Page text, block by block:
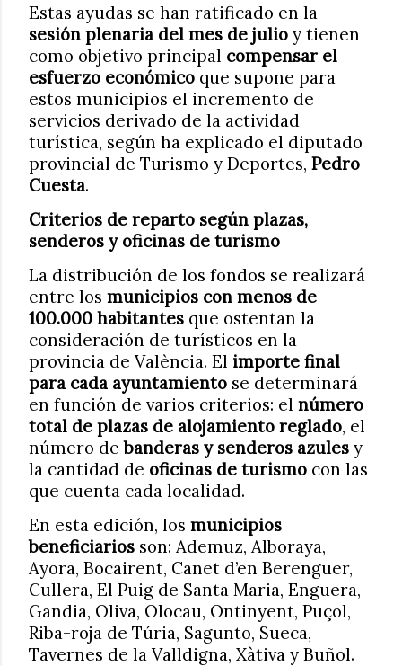
Estas ayudas se han ratificado en la
sesión plenaria del mes de julio y tienen
como objetivo principal compensar el
esfuerzo económico que supone para
estos municipios el incremento de
servicios derivado de la actividad
turística, según ha explicado el diputado
provincial de Turismo y Deportes, Pedro
Cuesta.
Criterios de reparto según plazas,
senderos y oficinas de turismo
La distribución de los fondos se realizará
entre los municipios con menos de
100.000 habitantes que ostentan la
consideración de turísticos en la
provincia de València. El importe final
para cada ayuntamiento se determinará
en función de varios criterios: el número
total de plazas de alojamiento reglado, el
número debanderas y senderos azules y
la cantidad de oficinas de turismo con las
que cuenta cada localidad.
En esta edición, los municipios
beneficiarios son: Ademuz, Alboraya,
Ayora, Bocairent, Canet d’en Berenguer,
Cullera, El Puig de Santa Maria, Enguera,
Gandia, Oliva, Olocau, Ontinyent, Puçol,
Riba-roja de Túria, Sagunto, Sueca,
Tavernes de la Valldigna, Xàtiva y Buñol.